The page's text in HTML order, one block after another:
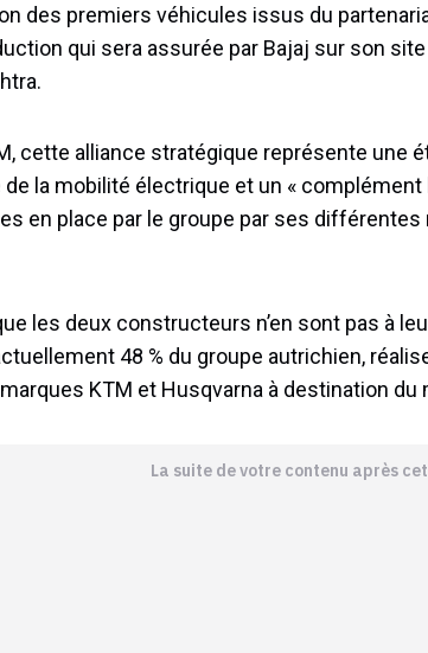
des premiers véhicules issus du
qui sera assurée par Bajaj sur son site
cette alliance stratégique représente une
de la mobilité électrique et un «
en place par le groupe par ses
les deux constructeurs n’en sont pas à
48 % du groupe autrichien,
KTM et Husqvarna à destination du
La suite de votre contenu après